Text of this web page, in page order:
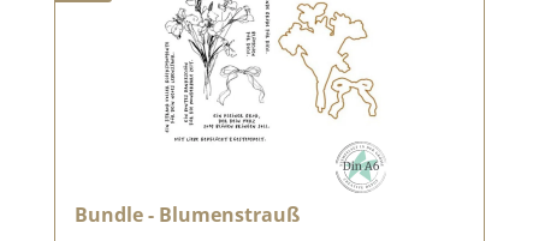
Bundle - Blumenstrauß